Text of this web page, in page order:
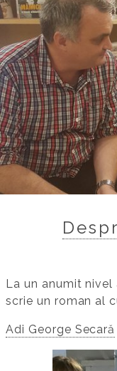
La un anumit
scrie un roman al
Adi George Secară